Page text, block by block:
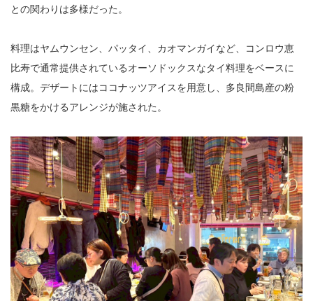
との関わりは多様だった。
料理はヤムウンセン、パッタイ、カオマンガイなど、コンロウ恵
比寿で通常提供されているオーソドックスなタイ料理をベースに
構成。デザートにはココナッツアイスを用意し、多良間島産の粉
黒糖をかけるアレンジが施された。